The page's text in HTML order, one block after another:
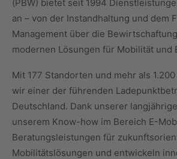
(PBW) bietet seit 1994
an – von der Instandhaltung und dem
Management über die
modernen Lösungen für Mobilität und
Mit 177 Standorten und mehr als
wir einer der führenden
Deutschland. Dank unserer
unserem Know-how im Bereich E-
Beratungsleistungen für
Mobilitätslösungen und entwickeln